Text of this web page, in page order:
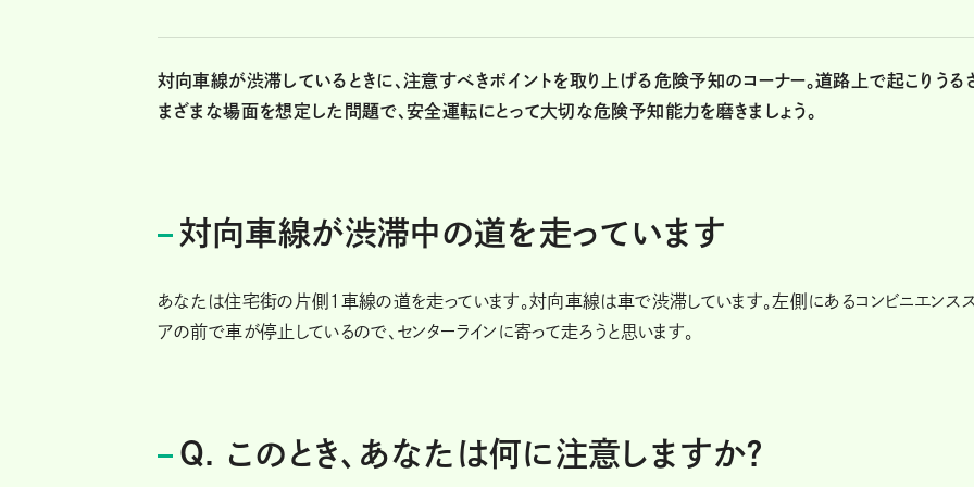
対向車線が渋滞しているときに、注意すべきポイントを取り上げる危険予知のコーナー。道路上で起こりうる
まざまな場面を想定した問題で、安全運転にとって大切な危険予知能力を磨きましょう。
対向車線が渋滞中の道を走っています
あなたは住宅街の片側１車線の道を走っています。対向車線は車で渋滞しています。左側にあるコンビニエンス
アの前で車が停止しているので、センターラインに寄って走ろうと思います。
Q. このとき、あなたは何に注意しますか？